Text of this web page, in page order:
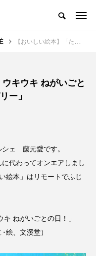
るウェブラジオ局
フリーペーパー プレイ
日（火）配信 庭づくりは曲線
意識しています 三田グリーン
トの山本さん
2026.07.14
【おいしい絵本】「たなばた ウキウキ ねがいごとの日！」と「七夕の天の川ゼリー」
ウキウキ ねがいごと
ー」
シェ 藤元愛です。
代わってオンエアしまし
絵本」はリモートでふじ
ねがいごとの日！」
絵、文溪堂）